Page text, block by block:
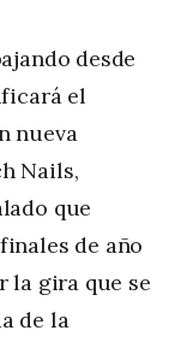
desde
el
nueva
Nails,
que
de año
la gira que se
de la